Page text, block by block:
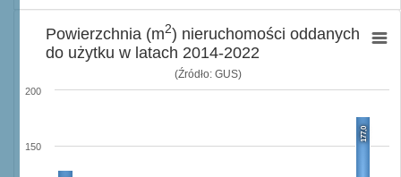
(Źródło: GUS)
177,0
150
200
Powierzchnia (m2) nieruchomości oddanych
do użytku w latach 2014-2022